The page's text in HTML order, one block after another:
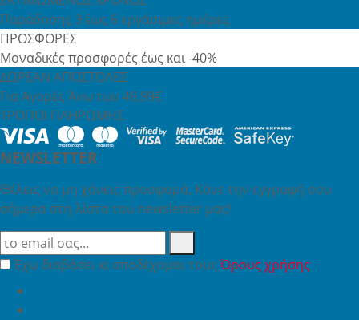
Παράδοσης 3 έως 6 εργάσιμες ημέρες
ΠΡΟΣΦΟΡΕΣ
Μοναδικές προσφορές έως και -40%
ΔΩΡΕΑΝ ΑΠΟΣΤΟΛΕΣ
Για Αγορές Άνω των 49,99€
ΤΡΟΠΟΙ ΠΛΗΡΩΜΗΣ
NEWSLETTER
Θέλεις να μη χάνεις προσφορά; Κάνε την εγγραφή σου
σήμερα στη λίστα του newsletter μας!
Έχω διαβάσει κι αποδέχομαι τουςΌρους χρήσης